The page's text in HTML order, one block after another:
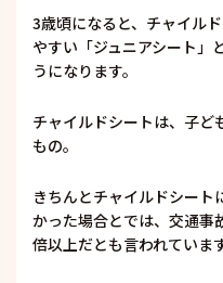
3歳頃になると、チャイル
やすい「ジュニアシート」
うになります。
チャイルドシートは、子ど
もの。
きちんとチャイルドシート
かった場合とでは、交通事
倍以上だとも言われています